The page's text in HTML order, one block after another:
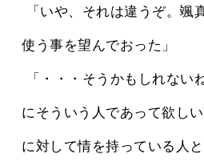
使う事を望んでおった」
にそういう人であって欲し
に対して情を持っている人と